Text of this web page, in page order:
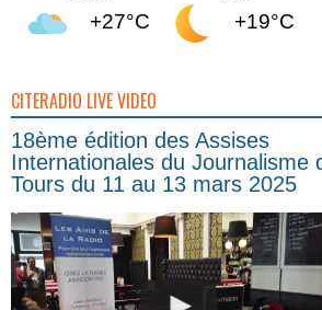
+27°C +19°C
CITERADIO LIVE VIDEO
18ème édition des Assises
Internationales du Journalisme
Tours du 11 au 13 mars 2025